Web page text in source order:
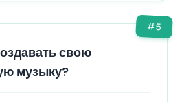
#5
свою
музыку?